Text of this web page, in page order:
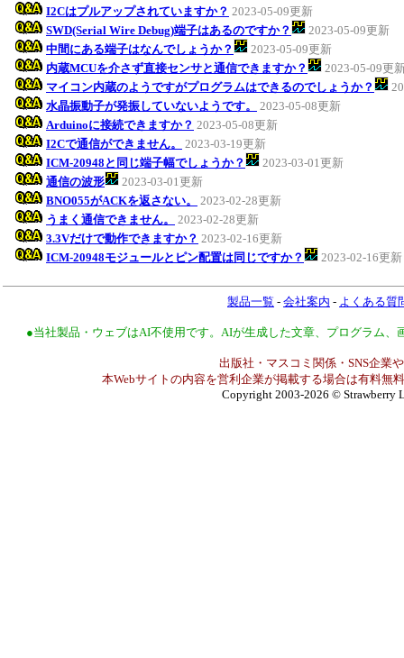
I2Cはプルアップされていますか？ 2023-05-09更新
SWD(Serial Wire Debug)端子はあるのですか？
2023-05-09更新
中間にある端子はなんでしょうか？
2023-05-09更新
内蔵MCUを介さず直接センサと通信できますか？
2023-05-09更
マイコン内蔵のようですがプログラムはできるのでしょうか？
水晶振動子が発振していないようです。
2023-05-08更新
Arduinoに接続できますか？ 2023-05-08更新
I2Cで通信ができません。
2023-03-19更新
ICM-20948と同じ端子幅でしょうか？
2023-03-01更新
通信の波形
2023-03-01更新
BNO055がACKを返さない。
2023-02-28更新
うまく通信できません。
2023-02-28更新
3.3Vだけで動作できますか？ 2023-02-16更新
ICM-20948モジュールとピン配置は同じですか？
2023-02-16更新
製品一覧 - 会社案内 - よくある質
●当社製品・ウェブはAI不使用です。AIが生成した文章、プログラム
出版社・マスコミ関係・SNS企業
本Webサイトの内容を営利企業が掲載する場合は有料無
Copyright 2003-2026 © Strawberry